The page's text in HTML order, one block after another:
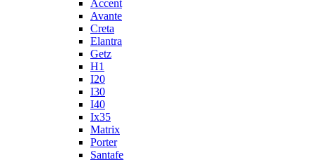
Accent
Avante
Creta
Elantra
Getz
H1
I20
I30
I40
Ix35
Matrix
Porter
Santafe